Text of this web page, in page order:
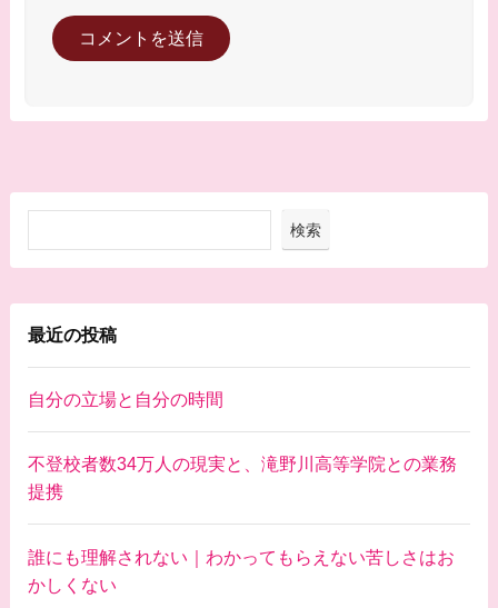
検索
最近の投稿
自分の立場と自分の時間
不登校者数34万人の現実と、滝野川高等学院との業務
提携
誰にも理解されない｜わかってもらえない苦しさはお
かしくない